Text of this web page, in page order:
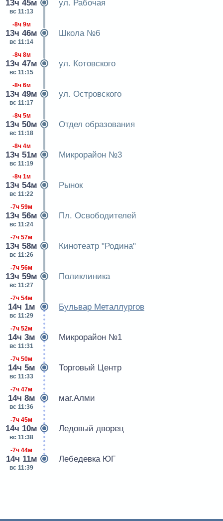
13ч 45м
вс 11:13
ул. Рабочая
-8ч 9м
13ч 46м
вс 11:14
Школа №6
-8ч 8м
13ч 47м
вс 11:15
ул. Котовского
-8ч 6м
13ч 49м
вс 11:17
ул. Островского
-8ч 5м
13ч 50м
вс 11:18
Отдел образования
-8ч 4м
13ч 51м
вс 11:19
Микрорайон №3
-8ч 1м
13ч 54м
вс 11:22
Рынок
-7ч 59м
13ч 56м
вс 11:24
Пл. Освободителей
-7ч 57м
13ч 58м
вс 11:26
Кинотеатр "Родина"
-7ч 56м
13ч 59м
вс 11:27
Поликлиника
-7ч 54м
14ч 1м
вс 11:29
Бульвар Металлургов
-7ч 52м
14ч 3м
вс 11:31
Микрорайон №1
-7ч 50м
14ч 5м
вс 11:33
Торговый Центр
-7ч 47м
14ч 8м
вс 11:36
маг.Алми
-7ч 45м
14ч 10м
вс 11:38
Ледовый дворец
-7ч 44м
14ч 11м
вс 11:39
Лебедевка ЮГ